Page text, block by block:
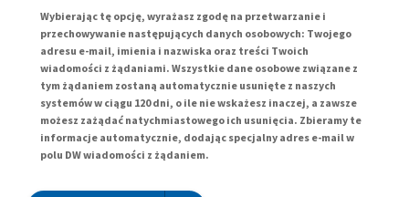
Wybierając tę opcję, wyrażasz zgodę na przetwarzanie i
przechowywanie następujących danych osobowych: Twojego
adresu e-mail, imienia i nazwiska oraz treści Twoich
wiadomości z żądaniami. Wszystkie dane osobowe związane z
tym żądaniem zostaną automatycznie usunięte z naszych
systemów w ciągu 120 dni, o ile nie wskażesz inaczej, a zawsze
możesz zażądać natychmiastowego ich usunięcia. Zbieramy te
informacje automatycznie, dodając specjalny adres e-mail w
polu DW wiadomości z żądaniem.